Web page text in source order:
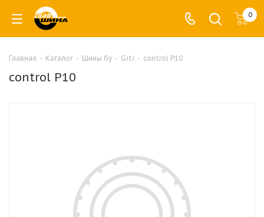
0
Главная - Каталог - Шины бу - Giti - control P10
control P10